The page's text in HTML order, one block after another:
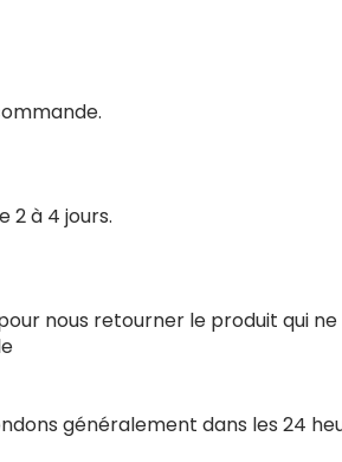
2 à 4 jours.
nous retourner le produit qui
généralement dans les 24